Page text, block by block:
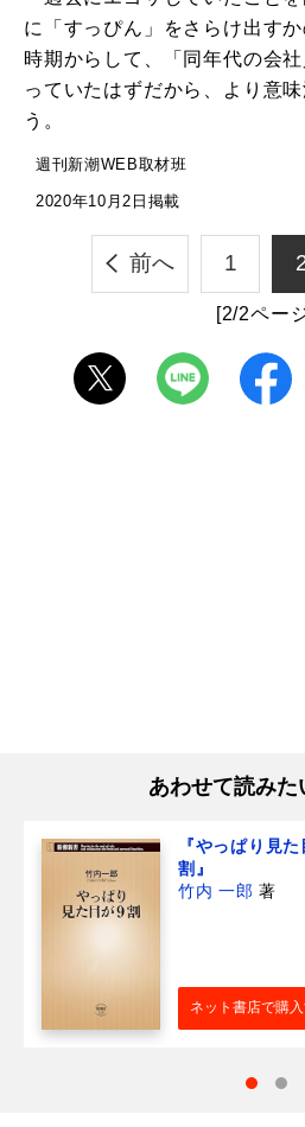
に「すっぴん」をさらけ出す
時期からして、「同年代の会
っていたはずだから、より意
う。
週刊新潮WEB取材班
2020年10月2日掲載
前へ 1
[2/2ペー
あわせて読みた
『やっぱり見た
割』
竹内 一郎 著
ネット書店で購